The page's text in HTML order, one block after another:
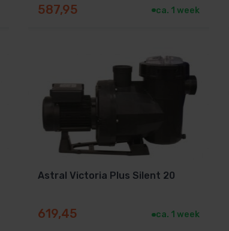
587,95 ca. 1 week
Astral Victoria Plus Silent 20
619,45 ca. 1 week